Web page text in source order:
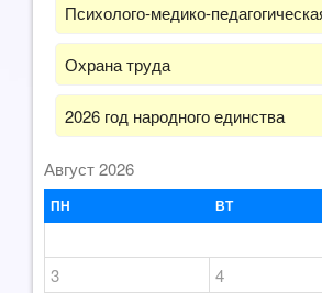
Психолого-медико-
Охрана труда
2026 год народного единства
Август 2026
ПН ВТ
3 4